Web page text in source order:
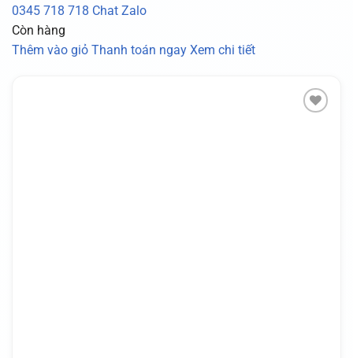
0345 718 718 Chat Zalo
Còn hàng
Thêm vào giỏ Thanh toán ngay Xem chi tiết